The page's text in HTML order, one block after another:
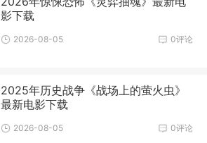
影下载
0评论
2026-08-05
2025年历史战争《战场上的萤火虫》
最新电影下载
0评论
2026-08-05